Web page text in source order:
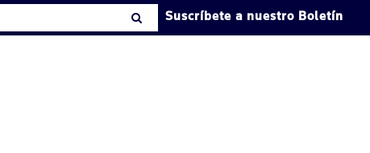
Suscríbete a nuestro Boletín